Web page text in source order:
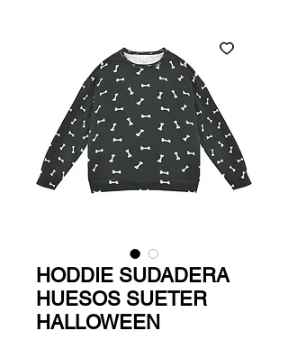
HODDIE SUDADERA
HUESOS SUETER
HALLOWEEN